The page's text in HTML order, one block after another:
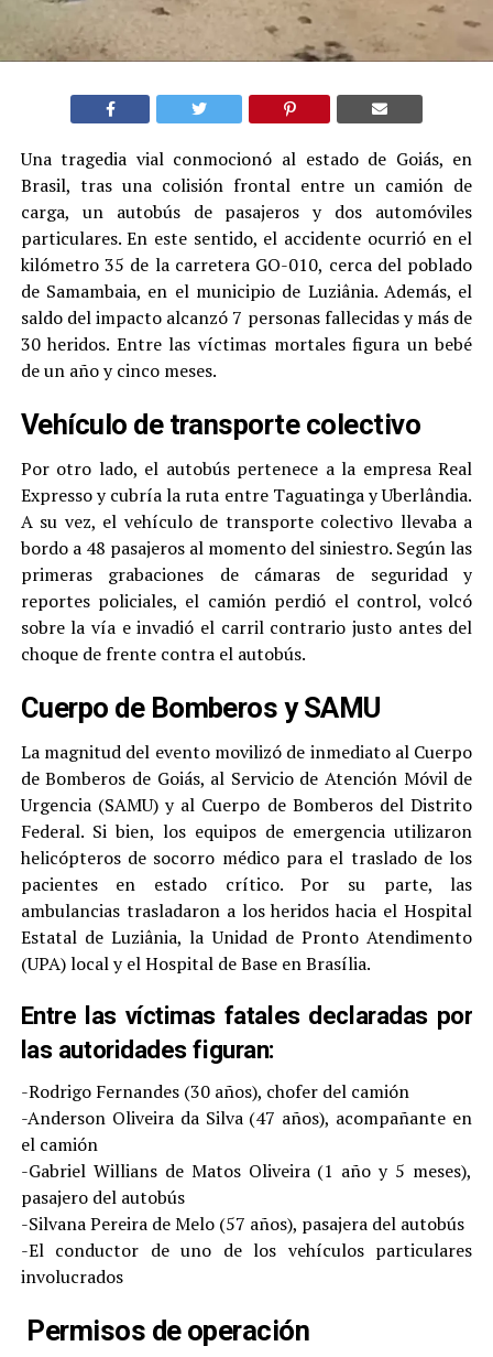
Una tragedia vial conmocionó al estado de Goiás, en
Brasil, tras una colisión frontal entre un camión de
carga, un autobús de pasajeros y dos automóviles
particulares. En este sentido, el accidente ocurrió en el
kilómetro 35 de la carretera GO-010, cerca del poblado
de Samambaia, en el municipio de Luziânia. Además, el
saldo del impacto alcanzó 7 personas fallecidas y más de
30 heridos. Entre las víctimas mortales figura un bebé
de un año y cinco meses.
Vehículo de transporte colectivo
Por otro lado, el autobús pertenece a la empresa Real
Expresso y cubría la ruta entre Taguatinga y Uberlândia.
A su vez, el vehículo de transporte colectivo llevaba a
bordo a 48 pasajeros al momento del siniestro. Según las
primeras grabaciones de cámaras de seguridad y
reportes policiales, el camión perdió el control, volcó
sobre la vía e invadió el carril contrario justo antes del
choque de frente contra el autobús.
Cuerpo de Bomberos y SAMU
La magnitud del evento movilizó de inmediato al Cuerpo
de Bomberos de Goiás, al Servicio de Atención Móvil de
Urgencia (SAMU) y al Cuerpo de Bomberos del Distrito
Federal. Si bien, los equipos de emergencia utilizaron
helicópteros de socorro médico para el traslado de los
pacientes en estado crítico. Por su parte, las
ambulancias trasladaron a los heridos hacia el Hospital
Estatal de Luziânia, la Unidad de Pronto Atendimento
(UPA) local y el Hospital de Base en Brasília.
Entre las víctimas fatales declaradas por
las autoridades figuran:
-Rodrigo Fernandes (30 años), chofer del camión
-Anderson Oliveira da Silva (47 años), acompañante en
el camión
-Gabriel Willians de Matos Oliveira (1 año y 5 meses),
pasajero del autobús
-Silvana Pereira de Melo (57 años), pasajera del autobús
-El conductor de uno de los vehículos particulares
involucrados
Permisos de operación